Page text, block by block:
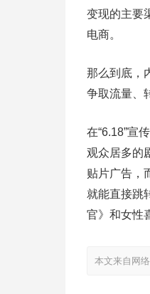
变现的主要
电商。
那么到底，
争取流量、
在“6.18”宣
观众居多的
贴片广告，
就能直接跳
官》和女性
本文来自网